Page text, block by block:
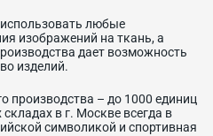
любые
изображений на ткань, а
дает возможность
изделий.
производства – до 1000 единиц
в г. Москве всегда в
символикой и спортивная